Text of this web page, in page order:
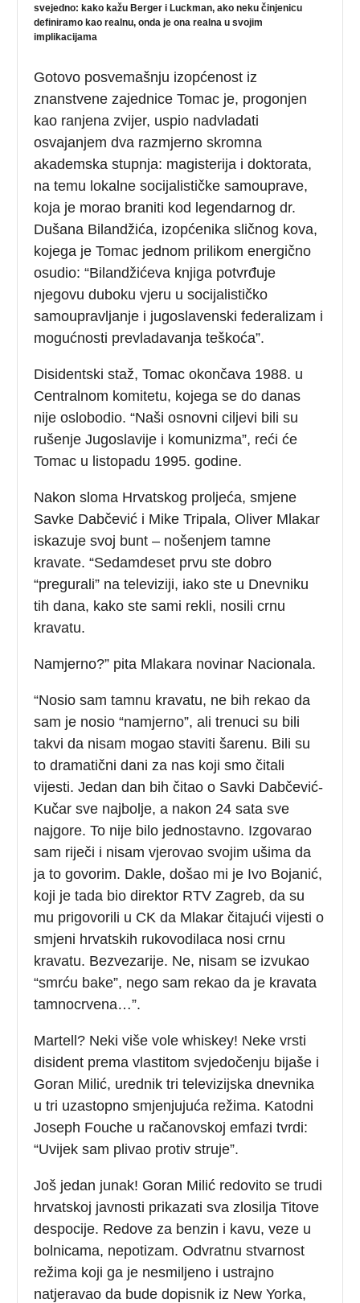
svejedno: kako kažu Berger i Luckman, ako neku činjenicu
definiramo kao realnu, onda je ona realna u svojim
implikacijama
Gotovo posvemašnju izopćenost iz
znanstvene zajednice Tomac je, progonjen
kao ranjena zvijer, uspio nadvladati
osvajanjem dva razmjerno skromna
akademska stupnja: magisterija i doktorata,
na temu lokalne socijalističke samouprave,
koja je morao braniti kod legendarnog dr.
Dušana Bilandžića, izopćenika sličnog kova,
kojega je Tomac jednom prilikom energično
osudio: “Bilandžićeva knjiga potvrđuje
njegovu duboku vjeru u socijalističko
samoupravljanje i jugoslavenski federalizam i
mogućnosti prevladavanja teškoća”.
Disidentski staž, Tomac okončava 1988. u
Centralnom komitetu, kojega se do danas
nije oslobodio. “Naši osnovni ciljevi bili su
rušenje Jugoslavije i komunizma”, reći će
Tomac u listopadu 1995. godine.
Nakon sloma Hrvatskog proljeća, smjene
Savke Dabčević i Mike Tripala, Oliver Mlakar
iskazuje svoj bunt – nošenjem tamne
kravate. “Sedamdeset prvu ste dobro
“pregurali” na televiziji, iako ste u Dnevniku
tih dana, kako ste sami rekli, nosili crnu
kravatu.
Namjerno?” pita Mlakara novinar Nacionala.
“Nosio sam tamnu kravatu, ne bih rekao da
sam je nosio “namjerno”, ali trenuci su bili
takvi da nisam mogao staviti šarenu. Bili su
to dramatični dani za nas koji smo čitali
vijesti. Jedan dan bih čitao o Savki Dabčević-
Kučar sve najbolje, a nakon 24 sata sve
najgore. To nije bilo jednostavno. Izgovarao
sam riječi i nisam vjerovao svojim ušima da
ja to govorim. Dakle, došao mi je Ivo Bojanić,
koji je tada bio direktor RTV Zagreb, da su
mu prigovorili u CK da Mlakar čitajući vijesti o
smjeni hrvatskih rukovodilaca nosi crnu
kravatu. Bezvezarije. Ne, nisam se izvukao
“smrću bake”, nego sam rekao da je kravata
tamnocrvena…”.
Martell? Neki više vole whiskey! Neke vrsti
disident prema vlastitom svjedočenju bijaše i
Goran Milić, urednik tri televizijska dnevnika
u tri uzastopno smjenjujuća režima. Katodni
Joseph Fouche u račanovskoj emfazi tvrdi:
“Uvijek sam plivao protiv struje”.
Još jedan junak! Goran Milić redovito se trudi
hrvatskoj javnosti prikazati sva zlosilja Titove
despocije. Redove za benzin i kavu, veze u
bolnicama, nepotizam. Odvratnu stvarnost
režima koji ga je nesmiljeno i ustrajno
natjeravao da bude dopisnik iz New Yorka,